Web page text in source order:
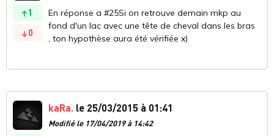
1
0
En réponse a #25Si on retrouve demain mkp au
fond d'un lac avec une tête de cheval dans les bras
, ton hypothèse aura été vérifiée x)
kaRa. le 25/03/2015 à 01:41
Modifié le 17/04/2019 à 14:42